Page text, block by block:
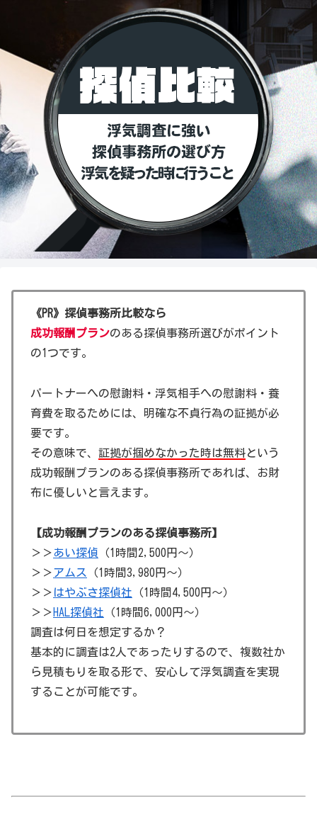
《PR》探偵事務所比較なら
成功報酬プランのある探偵事務所選びがポイント
の1つです。
パートナーへの慰謝料・浮気相手への慰謝料・養
育費を取るためには、明確な不貞行為の証拠が必
要です。
その意味で、 証拠が掴めなかった時は無料という
成功報酬プランのある探偵事務所であれば、お財
布に優しいと言えます。
【成功報酬プランのある探偵事務所】
＞＞あい探偵 （1時間2,500円～）
＞＞アムス
（1時間3,980円～）
＞＞ はやぶさ探偵社 （1時間4,500円～）
＞＞ HAL探偵社 （1時間6,000円～）
調査は何日を想定するか？
基本的に調査は2人であったりするので、複数社か
ら見積もりを取る形で、安心して浮気調査を実現
することが可能です。